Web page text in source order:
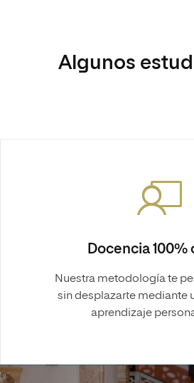
Algunos
Docencia 100%
Nuestra metodología te
sin desplazarte mediante
aprendizaje